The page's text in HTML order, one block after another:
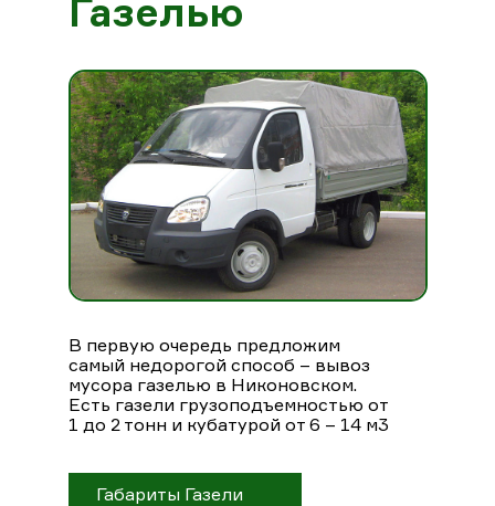
Газелью
В первую очередь предложим
самый недорогой способ – вывоз
мусора газелью в Никоновском.
Есть газели грузоподъемностью от
1 до 2 тонн и кубатурой от 6 – 14 м3
Габариты Газели